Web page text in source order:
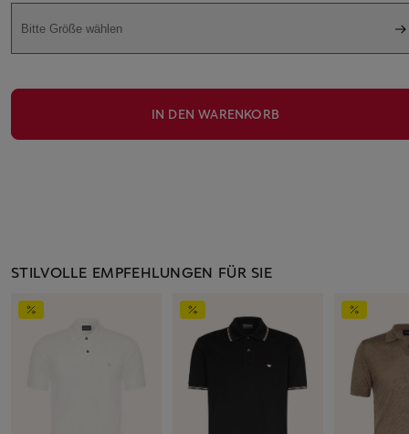
Bitte Größe wählen
IN DEN WARENKORB
STILVOLLE EMPFEHLUNGEN FÜR SIE